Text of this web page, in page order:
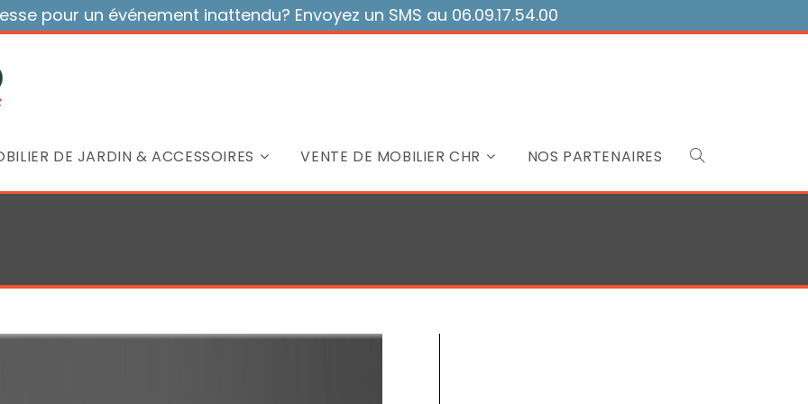
pour un événement inattendu? Envoyez un SMS au 06.09.17.54.00
DE JARDIN & ACCESSOIRES VENTE DE MOBILIER CHR NOS PARTENAIRES Toggle
search